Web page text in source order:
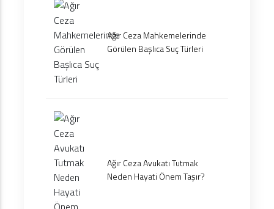
Ağır Ceza Mahkemelerinde
Görülen Başlıca Suç Türleri
Ağır Ceza Avukatı Tutmak
Neden Hayati Önem Taşır?